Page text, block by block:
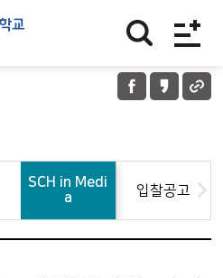
SCH in Medi
a
입찰공고